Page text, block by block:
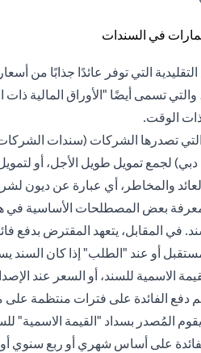
التي توفر عائدًا جذابًا من
والتي تسمى أيضًا "الأوراق المالية
الوقت.
التي تصدرها الشركات (سندات
دبي) لجمع تمويل طويل الأجل، أو
والمخاطر، أي عبارة عن ديون
بعض المصطلحات الأساسية في
في المقابل، يتعهد المقترض بدفع
أو عند "الطلب" إذا كان السند
الاسمية للسند، أو السعر عند
المُصدر بسداد "القيمة
على أساس شهري أو ربع سنوي